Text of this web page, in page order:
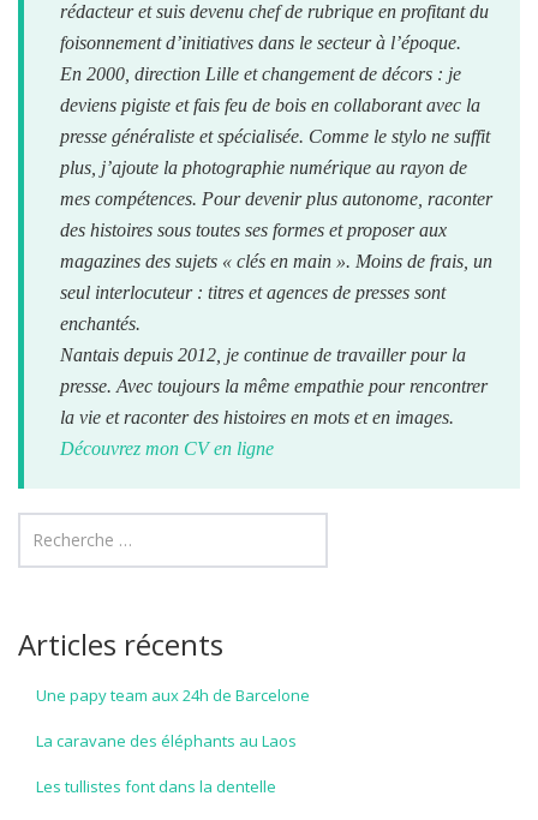
rédacteur et suis devenu chef de rubrique en profitant du
foisonnement d’initiatives dans le secteur à l’époque.
En 2000, direction Lille et changement de décors : je
deviens pigiste et fais feu de bois en collaborant avec la
presse généraliste et spécialisée. Comme le stylo ne suffit
plus, j’ajoute la photographie numérique au rayon de
mes compétences. Pour devenir plus autonome, raconter
des histoires sous toutes ses formes et proposer aux
magazines des sujets « clés en main ». Moins de frais, un
seul interlocuteur : titres et agences de presses sont
enchantés.
Nantais depuis 2012, je continue de travailler pour la
presse. Avec toujours la même empathie pour rencontrer
la vie et raconter des histoires en mots et en images.
Découvrez mon CV en ligne
Articles récents
Une papy team aux 24h de Barcelone
La caravane des éléphants au Laos
Les tullistes font dans la dentelle